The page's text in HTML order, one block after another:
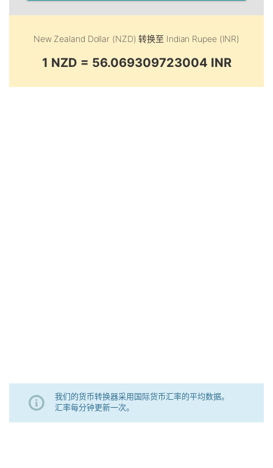
New Zealand Dollar (NZD) 转换至 Indian Rupee (INR)
1 NZD = 56.069309723004 INR
我们的货币转换器采用国际货币汇率的平均数据。
汇率每分钟更新一次。